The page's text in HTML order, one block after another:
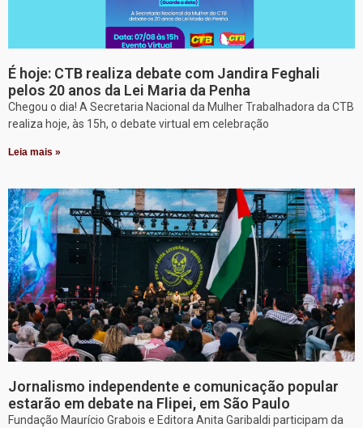
É hoje: CTB realiza debate com Jandira Feghali
pelos 20 anos da Lei Maria da Penha
Chegou o dia! A Secretaria Nacional da Mulher Trabalhadora da CTB
realiza hoje, às 15h, o debate virtual em celebração
Leia mais »
Jornalismo independente e comunicação popular
estarão em debate na Flipei, em São Paulo
Fundação Maurício Grabois e Editora Anita Garibaldi participam da